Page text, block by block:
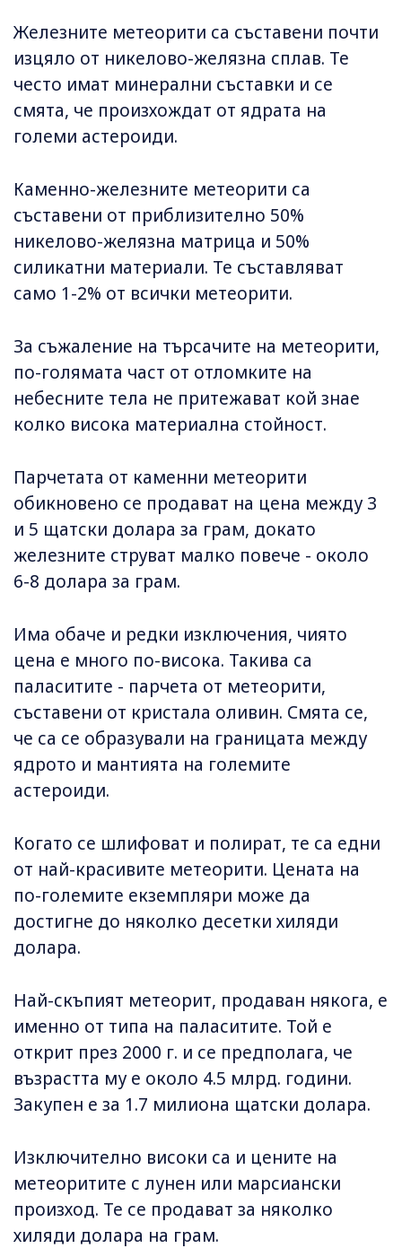
Железните метеорити са съставени почти
изцяло от никелово-желязна сплав. Те
често имат минерални съставки и се
смята, че произхождат от ядрата на
големи астероиди.
Каменно-железните метеорити са
съставени от приблизително 50%
никелово-желязна матрица и 50%
силикатни материали. Те съставляват
само 1-2% от всички метеорити.
За съжаление на търсачите на метеорити,
по-голямата част от отломките на
небесните тела не притежават кой знае
колко висока материална стойност.
Парчетата от каменни метеорити
обикновено се продават на цена между 3
и 5 щатски долара за грам, докато
железните струват малко повече - около
6-8 долара за грам.
Има обаче и редки изключения, чиято
цена е много по-висока. Такива са
паласитите - парчета от метеорити,
съставени от кристала оливин. Смята се,
че са се образували на границата между
ядрото и мантията на големите
астероиди.
Когато се шлифоват и полират, те са едни
от най-красивите метеорити. Цената на
по-големите екземпляри може да
достигне до няколко десетки хиляди
долара.
Най-скъпият метеорит, продаван някога, е
именно от типа на паласитите. Той е
открит през 2000 г. и се предполага, че
възрастта му е около 4.5 млрд. години.
Закупен е за 1.7 милиона щатски долара.
Изключително високи са и цените на
метеоритите с лунен или марсиански
произход. Те се продават за няколко
хиляди долара на грам.